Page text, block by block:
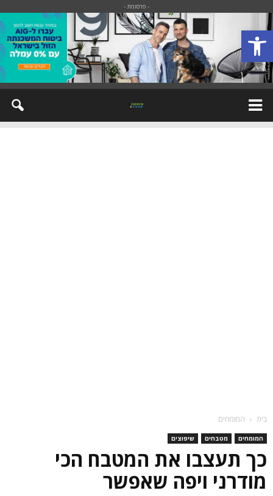
פתח סרגל נגישות
- פרסומת -
בית המומחים
המומחים מטבחים שיפוצים
כך תעצבו את המטבח הכי
מודרני ויפה שאפשר